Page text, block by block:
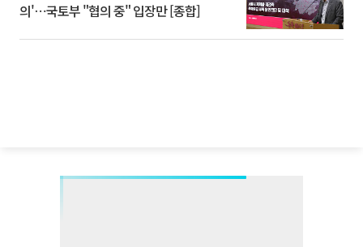
의'⋯국토부 "협의 중" 입장만 [종합]